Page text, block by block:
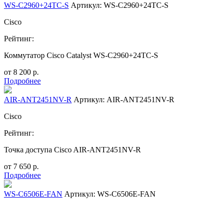
WS-C2960+24TC-S Артикул: WS-C2960+24TC-S
Cisco
Рейтинг:
Коммутатор Cisco Catalyst WS-C2960+24TC-S
от 8 200 р.
Подробнее
AIR-ANT2451NV-R Артикул: AIR-ANT2451NV-R
Cisco
Рейтинг:
Точка доступа Cisco AIR-ANT2451NV-R
от 7 650 р.
Подробнее
WS-C6506E-FAN Артикул: WS-C6506E-FAN